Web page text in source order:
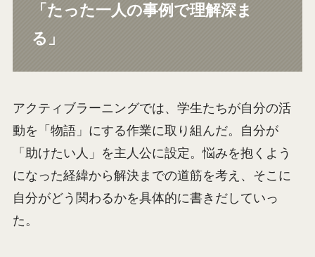
「たった一人の事例で理解深ま
る」
アクティブラーニングでは、学生たちが自分の活
動を「物語」にする作業に取り組んだ。自分が
「助けたい人」を主人公に設定。悩みを抱くよう
になった経緯から解決までの道筋を考え、そこに
自分がどう関わるかを具体的に書きだしていっ
た。